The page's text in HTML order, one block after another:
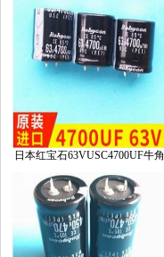
日本红宝石63VUSC4700UF牛角